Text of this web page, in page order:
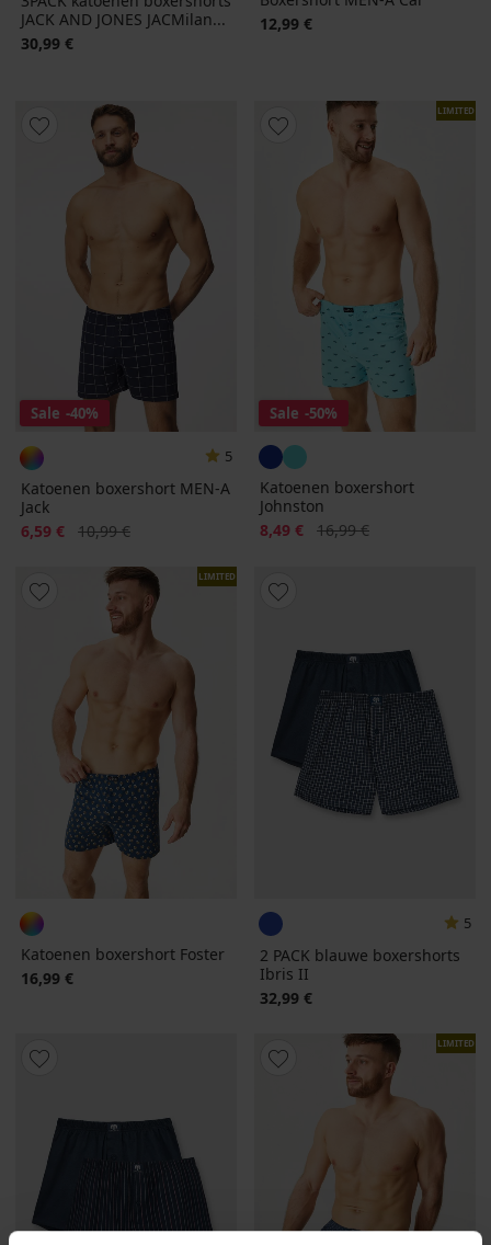
JACK AND JONES JACMilan...
30,99 €
12,99 €
Sale -40%
5
Katoenen boxershort MEN-A
Jack
Korting
6,59 € Oorspronkelijke prijs
10,99 €
LIMITED
Sale -50%
Katoenen boxershort
Johnston
Korting
8,49 € Oorspronkelijke prijs
16,99 €
LIMITED
Katoenen boxershort Foster
16,99 €
5
2 PACK blauwe boxershorts
Ibris II
32,99 €
LIMITED